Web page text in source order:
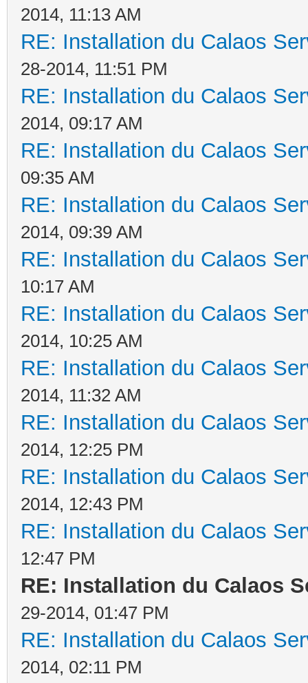
2014, 11:13 AM
RE: Installation du Calaos
28-2014, 11:51 PM
RE: Installation du Calaos
2014, 09:17 AM
RE: Installation du Calaos
09:35 AM
RE: Installation du Calaos
2014, 09:39 AM
RE: Installation du Calaos
10:17 AM
RE: Installation du Calaos
2014, 10:25 AM
RE: Installation du Calaos
2014, 11:32 AM
RE: Installation du Calaos
2014, 12:25 PM
RE: Installation du Calaos
2014, 12:43 PM
RE: Installation du Calaos
12:47 PM
RE: Installation du Calaos
29-2014, 01:47 PM
RE: Installation du Calaos
2014, 02:11 PM